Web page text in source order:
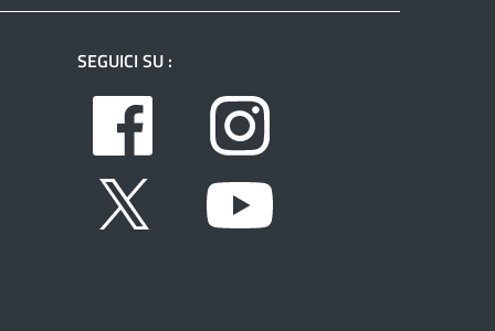
SEGUICI SU :
Facebook
Twitter